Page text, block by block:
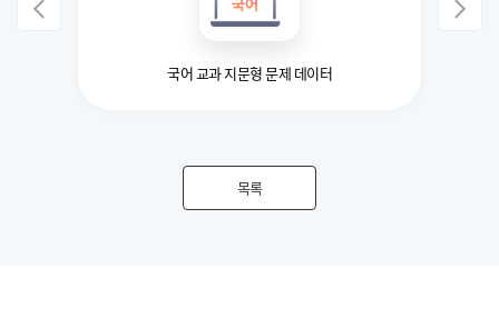
국어 교과 지문형 문제 데이터
목록